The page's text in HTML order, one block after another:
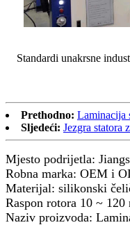
Standardi unakrsne
Prethodno: Laminacija
Sljedeći: Jezgra statora
Mjesto podrijetla:
Robna marka: OEM i
Materijal: silikonski
Raspon rotora 10 ~ 120
Naziv proizvoda: